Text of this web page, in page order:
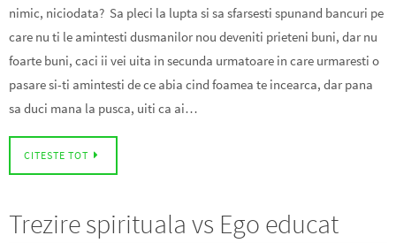
nimic, niciodata? Sa pleci la lupta si sa sfarsesti spunand bancuri pe
care nu ti le amintesti dusmanilor nou deveniti prieteni buni, dar nu
foarte buni, caci ii vei uita in secunda urmatoare in care urmaresti o
pasare si-ti amintesti de ce abia cind foamea te incearca, dar pana
sa duci mana la pusca, uiti ca ai…
CITESTE TOT
Trezire spirituala vs Ego educat